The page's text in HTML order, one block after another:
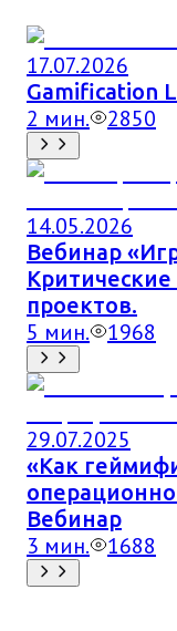
17.07.2026
Gamification
2 мин. 2850
14.05.2026
Вебинар
проектов.
5 мин. 1968
29.07.2025
«Как
Вебинар
3 мин. 1688